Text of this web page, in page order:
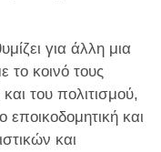
για άλλη μια
κοινό τους
του πολιτισμού,
και
και